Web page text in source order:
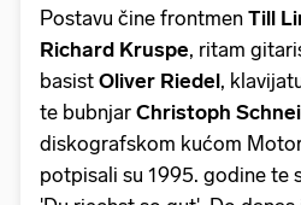
Postavu čine frontmen Till
Richard Kruspe, ritam
basist Oliver Riedel,
te bubnjar Christoph
diskografskom kućom
potpisali su 1995. godine te